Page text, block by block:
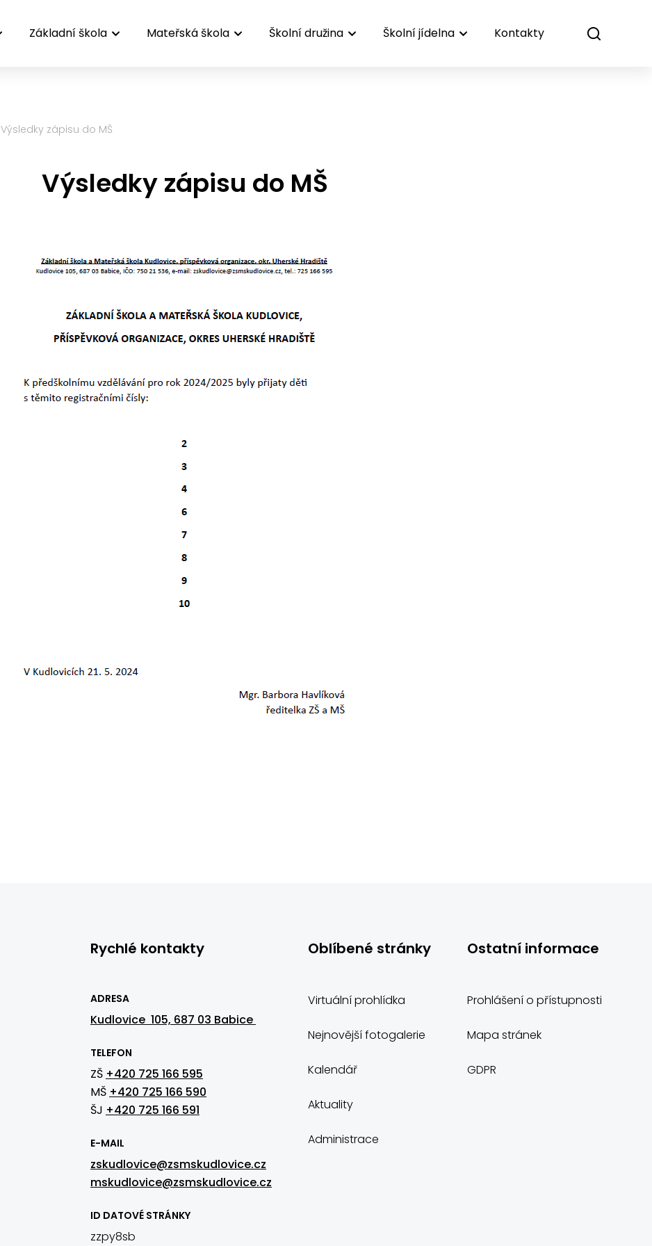
Základní škola Mateřská škola Školní družina Školní jídelna Kontakty
Výsledky zápisu do MŠ
Výsledky zápisu do MŠ
Rychlé kontakty
ADRESA
Kudlovice 105, 687 03 Babice
TELEFON
ZŠ +420 725 166 595
MŠ +420 725 166 590
ŠJ +420 725 166 591
E-MAIL
zskudlovice@zsmskudlovice.cz
mskudlovice@zsmskudlovice.cz
ID DATOVÉ STRÁNKY
zzpy8sb
Oblíbené stránky
Virtuální prohlídka
Nejnovější fotogalerie
Kalendář
Aktuality
Administrace
Ostatní informace
Prohlášení o přístupnosti
Mapa stránek
GDPR